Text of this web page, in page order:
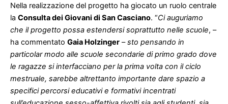
Nella realizzazione del progetto ha giocato un ruolo centrale
la Consulta dei Giovani di San Casciano. “Ci auguriamo
che il progetto possa estendersi soprattutto nelle scuole, –
ha commentato Gaia Holzinger –sto pensando in
particolar modo alle scuole secondarie di primo grado dove
le ragazze si interfacciano per la prima volta con il ciclo
mestruale, sarebbe altrettanto importante dare spazio a
specifici percorsi educativi e formativi incentrati